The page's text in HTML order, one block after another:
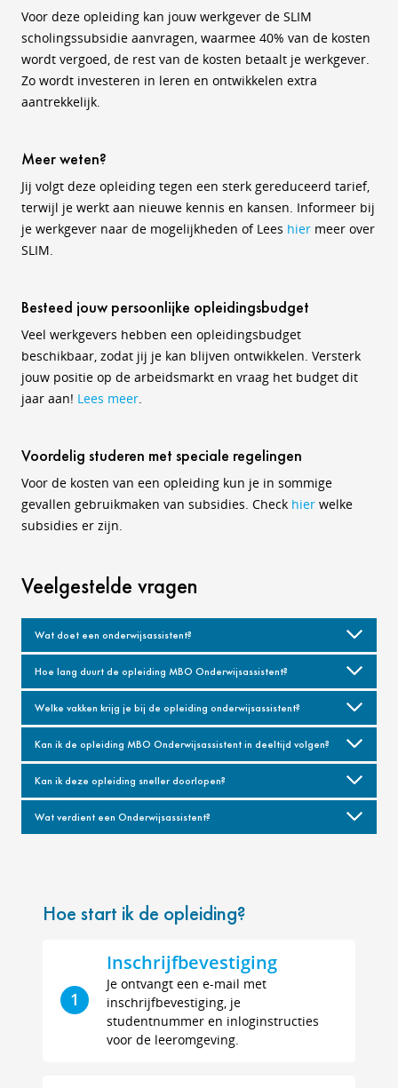
Voor deze opleiding kan jouw werkgever de SLIM
scholingssubsidie aanvragen, waarmee 40% van de kosten
wordt vergoed, de rest van de kosten betaalt je werkgever.
Zo wordt investeren in leren en ontwikkelen extra
aantrekkelijk.
Meer weten?
Jij volgt deze opleiding tegen een sterk gereduceerd tarief,
terwijl je werkt aan nieuwe kennis en kansen. Informeer bij
je werkgever naar de mogelijkheden of Lees hier meer over
SLIM.
Besteed jouw persoonlijke opleidingsbudget
Veel werkgevers hebben een opleidingsbudget
beschikbaar, zodat jij je kan blijven ontwikkelen. Versterk
jouw positie op de arbeidsmarkt en vraag het budget dit
jaar aan! Lees meer.
Voordelig studeren met speciale regelingen
Voor de kosten van een opleiding kun je in sommige
gevallen gebruikmaken van subsidies. Check hier welke
subsidies er zijn.
Veelgestelde vragen
Wat doet een onderwijsassistent?
Hoe lang duurt de opleiding MBO Onderwijsassistent?
Welke vakken krijg je bij de opleiding onderwijsassistent?
Kan ik de opleiding MBO Onderwijsassistent in deeltijd volgen?
Kan ik deze opleiding sneller doorlopen?
Wat verdient een Onderwijsassistent?
Hoe start ik de opleiding?
1
Inschrijfbevestiging
Je ontvangt een e-mail met
inschrijfbevestiging, je
studentnummer en inloginstructies
voor de leeromgeving.